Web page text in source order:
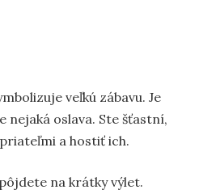
veľkú zábavu. Je
nejaká oslava. Ste šťastní,
a hostiť ich.
na krátky výlet.